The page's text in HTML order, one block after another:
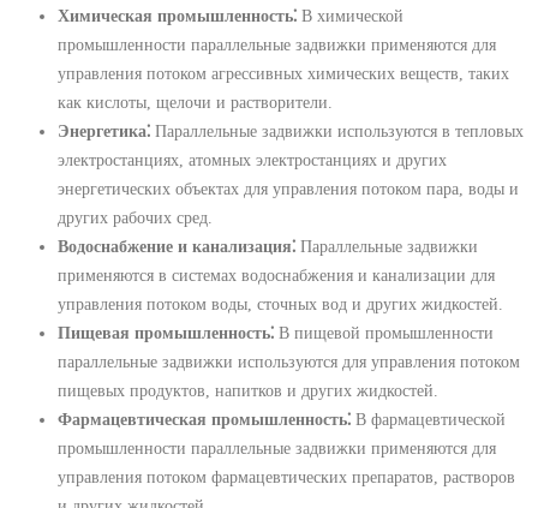
Химическая промышленность⁚ В химической
промышленности параллельные задвижки применяются для
управления потоком агрессивных химических веществ, таких
как кислоты, щелочи и растворители.
Энергетика⁚ Параллельные задвижки используются в тепловых
электростанциях, атомных электростанциях и других
энергетических объектах для управления потоком пара, воды и
других рабочих сред.
Водоснабжение и канализация⁚ Параллельные задвижки
применяются в системах водоснабжения и канализации для
управления потоком воды, сточных вод и других жидкостей.
Пищевая промышленность⁚ В пищевой промышленности
параллельные задвижки используются для управления потоком
пищевых продуктов, напитков и других жидкостей.
Фармацевтическая промышленность⁚ В фармацевтической
промышленности параллельные задвижки применяются для
управления потоком фармацевтических препаратов, растворов